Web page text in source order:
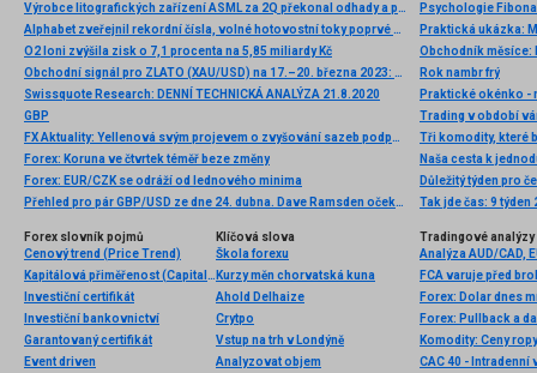
Výrobce litografických zařízení ASML za 2Q překonal odhady a podruhé letos zvýšil celoroční výhled
Alphabet zveřejnil rekordní čísla, volné hotovostní toky poprvé v záporu
O2 loni zvýšila zisk o 7,1 procenta na 5,85 miliardy Kč
Obchodní signál pro ZLATO (XAU/USD) na 17.–20. března 2023: klíčová úroveň 1 921 USD (21 SMA – symetrický trojúhelník)
Swissquote Research: DENNÍ TECHNICKÁ ANALÝZA 21.8.2020
GBP
FX Aktuality: Yellenová svým projevem o zvyšování sazeb podpořila dolar
Forex: Koruna ve čtvrtek téměř beze změny
Forex: EUR/CZK se odráží od lednového minima
Přehled pro pár GBP/USD ze dne 24. dubna. Dave Ramsden očekává zpomalení inflace
Psychologie
Praktická ukázka:
Rok nambr frý
Praktické okénko -
Trading v období
Naša cesta k
Důležitý týden pro
Tak jde čas: 9 týden
Forex slovník pojmů
Cenový trend (Price Trend)
Kapitálová přiměřenost (Capital adequacy)
Investiční certifikát
Investiční bankovnictví
Garantovaný certifikát
Event driven
Klíčová slova
Škola forexu
Kurzy měn chorvatská kuna
Ahold Delhaize
Crytpo
Vstup na trh v Londýně
Analyzovat objem
Tradingové analýzy
Analýza AUD/CAD,
FCA varuje před
Forex: Dolar dnes
Forex: Pullback a
CAC 40 - Intradenní